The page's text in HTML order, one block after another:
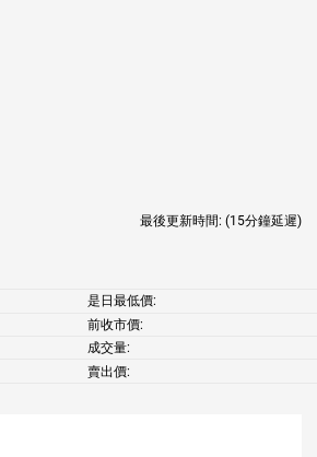
最後更新時間: (15分鐘延遲)
是日最低價:
前收市價:
成交量:
賣出價: